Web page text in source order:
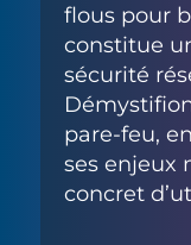
flous pour
constitue
sécurité
pare-feu,
ses enjeux
concret